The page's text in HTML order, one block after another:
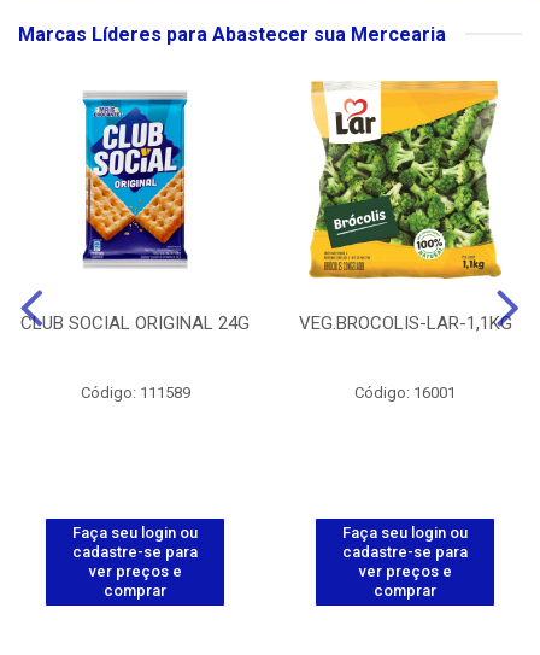
Marcas Líderes para Abastecer sua Mercearia
CLUB SOCIAL ORIGINAL 24G
Código: 111589
Faça seu login ou
cadastre-se para
ver preços e
comprar
VEG.BROCOLIS-LAR-1,1KG
Código: 16001
Faça seu login ou
cadastre-se para
ver preços e
comprar